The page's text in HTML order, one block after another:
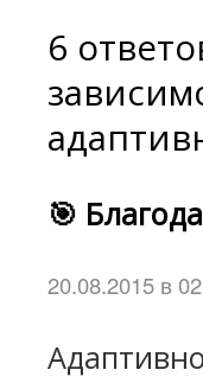
6
🎯
20.08.2015 в